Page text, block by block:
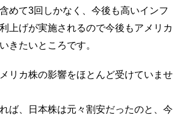
めて3回しかなく、今後も高いインフ
上げが実施されるので今後もアメリカ
きたいところです。
リカ株の影響をほとんど受けていませ
ば、日本株は元々割安だったのと、今